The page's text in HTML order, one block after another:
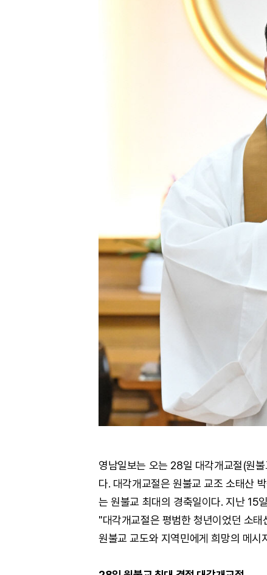
영남일보는 오는 28일 대각개교절(원
다. 대각개교절은 원불교 교조 소태산
는 원불교 최대의 경축일이다. 지난 15
"대각개교절은 평범한 청년이었던 소
원불교 교도와 지역민에게 희망의 메시